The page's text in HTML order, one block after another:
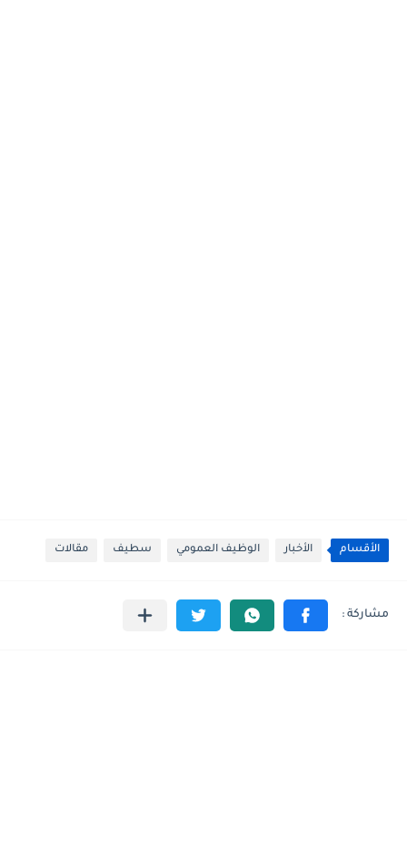
الأقسام الأخبار الوظيف العمومي سطيف مقالات